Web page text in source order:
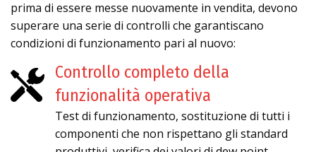
prima di essere messe nuovamente in vendita, devono
superare una serie di controlli che garantiscano
condizioni di funzionamento pari al nuovo:
Controllo completo della
funzionalità operativa
Test di funzionamento, sostituzione di tutti i
componenti che non rispettano gli standard